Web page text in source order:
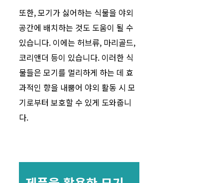
또한, 모기가 싫어하는 식물을 야외
공간에 배치하는 것도 도움이 될 수
있습니다. 이에는 허브류, 마리골드,
코리앤더 등이 있습니다. 이러한 식
물들은 모기를 멀리하게 하는 데 효
과적인 향을 내뿜어 야외 활동 시 모
기로부터 보호할 수 있게 도와줍니
다.